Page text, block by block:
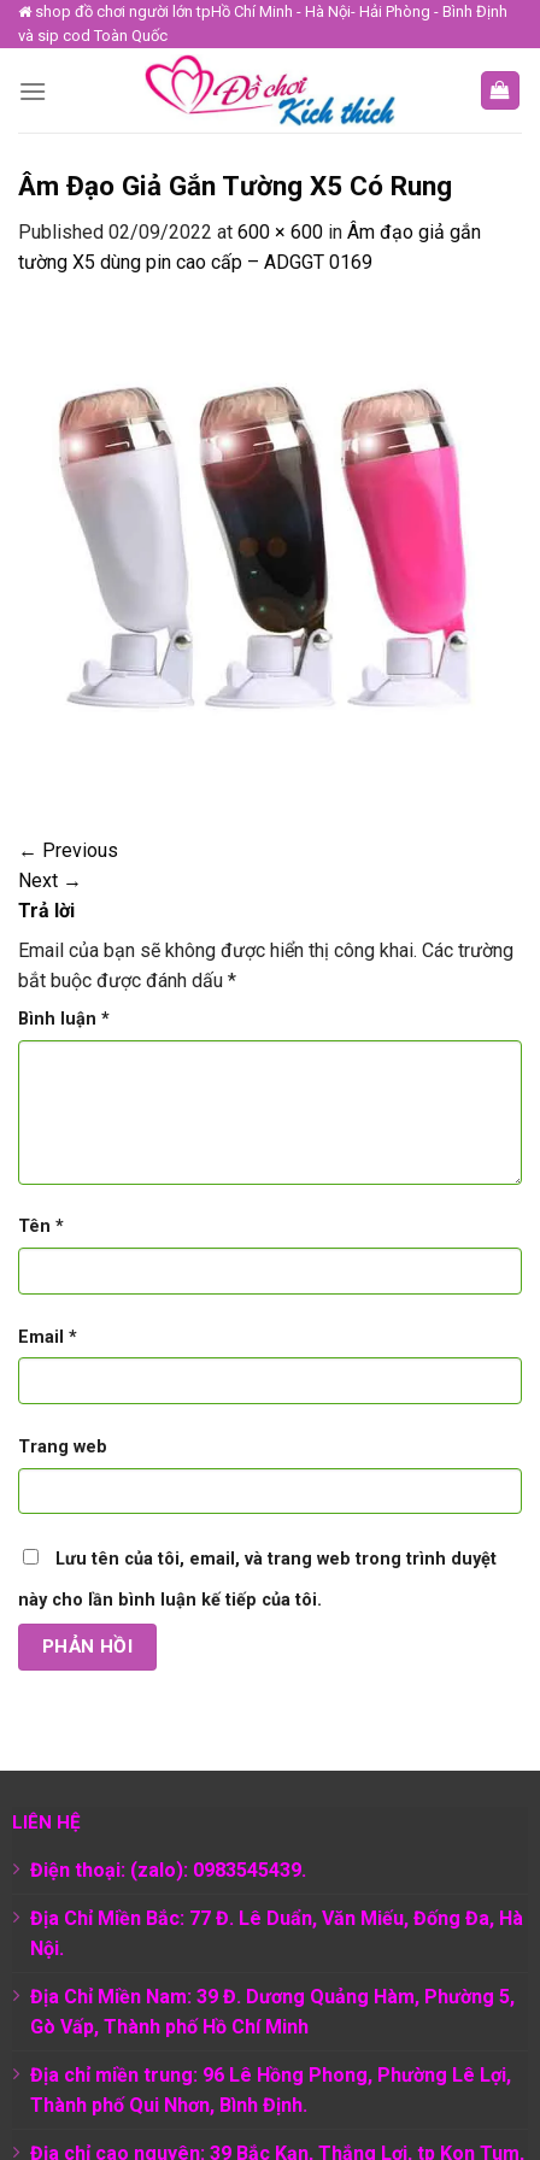
Skip
to
shop đồ chơi người lớn tpHồ Chí Minh - Hà Nội- Hải Phòng - Bình Định
và sip cod Toàn Quốc
Âm Đạo Giả Gắn Tường X5 Có Rung
Published 02/09/2022 at 600 × 600 in Âm đạo giả gắn
tường X5 dùng pin cao cấp – ADGGT 0169
← Previous
Next →
Trả lời
Email của bạn sẽ không được hiển thị công khai. Các trường
bắt buộc được đánh dấu *
Bình luận *
Tên *
Email *
Trang web
Lưu tên của tôi, email, và trang web trong trình duyệt
này cho lần bình luận kế tiếp của tôi.
LIÊN HỆ
Điện thoại: (zalo): 0983545439.
Địa Chỉ Miền Bắc: 77 Đ. Lê Duẩn, Văn Miếu, Đống Đa, Hà
Nội.
Địa Chỉ Miền Nam: 39 Đ. Dương Quảng Hàm, Phường 5,
Gò Vấp, Thành phố Hồ Chí Minh
Địa chỉ miền trung: 96 Lê Hồng Phong, Phường Lê Lợi,
Thành phố Qui Nhơn, Bình Định.
Địa chỉ cao nguyên: 39 Bắc Kạn, Thắng Lợi, tp Kon Tum,